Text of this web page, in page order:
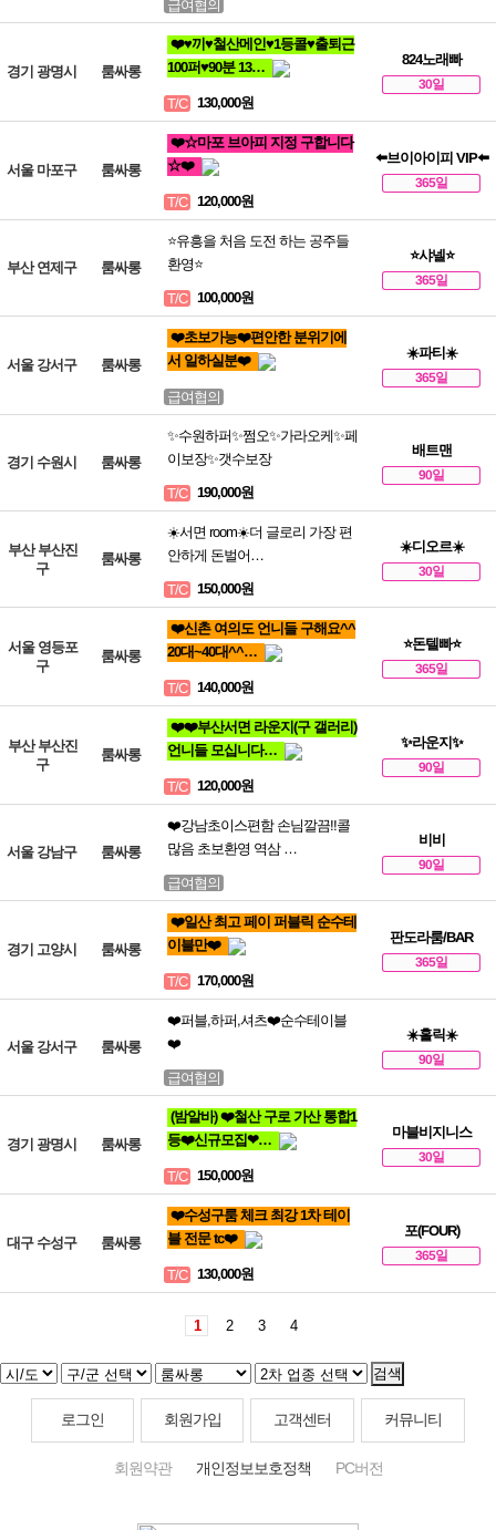
급여협의
경기 광명시 룸싸롱
❤️♥끼♥철산메인♥1등콜♥출퇴근
100퍼♥90분 13…
T/C 130,000원
824노래빠
30일
서울 마포구 룸싸롱
❤️☆마포 브아피 지정 구합니다
☆❤️
T/C 120,000원
⬅️브이아이피 VIP⬅️
365일
부산 연제구 룸싸롱
⭐유흥을 처음 도전 하는 공주들
환영⭐
T/C 100,000원
⭐샤넬⭐
365일
서울 강서구 룸싸롱
❤️초보가능❤️편안한 분위기에
서 일하실분❤️
급여협의
☀️파티☀️
365일
경기 수원시 룸싸롱
✨수원하퍼✨쩜오✨가라오케✨페
이보장✨갯수보장
T/C 190,000원
배트맨
90일
부산 부산진
구
룸싸롱
☀️서면 room☀️더 글로리 가장 편
안하게 돈벌어…
T/C 150,000원
☀️디오르☀️
30일
서울 영등포
구
룸싸롱
❤️신촌 여의도 언니들 구해요^^
20대~40대^^…
T/C 140,000원
⭐돈텔빠⭐
365일
부산 부산진
구
룸싸롱
❤️❤️부산서면 라운지(구 갤러리)
언니들 모십니다…
T/C 120,000원
✨라운지✨
90일
서울 강남구 룸싸롱
❤️강남초이스편함 손님깔끔!!콜
많음 초보환영 역삼 …
급여협의
비비
90일
경기 고양시 룸싸롱
❤️일산 최고 페이 퍼블릭 순수테
이블만❤️
T/C 170,000원
판도라룸/BAR
365일
서울 강서구 룸싸롱
❤️퍼블,하퍼,셔츠❤️순수테이블
❤️
급여협의
☀️홀릭☀️
90일
경기 광명시 룸싸롱
(밤알바) ❤️철산 구로 가산 통합1
등❤️신규모집❤…
T/C 150,000원
마블비지니스
30일
대구 수성구 룸싸롱
❤️수성구룸 체크 최강 1차 테이
블 전문 tc❤️
T/C 130,000원
포(FOUR)
365일
1 2 3 4
검색
로그인 회원가입 고객센터 커뮤니티
회원약관 개인정보보호정책 PC버전